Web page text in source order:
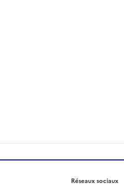
Réseaux sociaux